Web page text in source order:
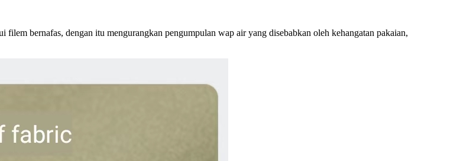
bernafas, dengan itu mengurangkan pengumpulan wap air yang disebabkan oleh kehangatan pakaian,